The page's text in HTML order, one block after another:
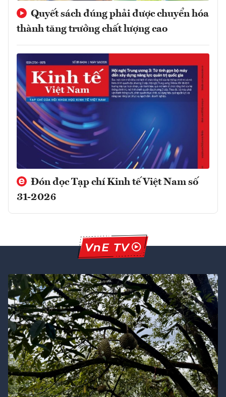
Quyết sách đúng phải được chuyển hóa
thành tăng trưởng chất lượng cao
Đón đọc Tạp chí Kinh tế Việt Nam số
31-2026